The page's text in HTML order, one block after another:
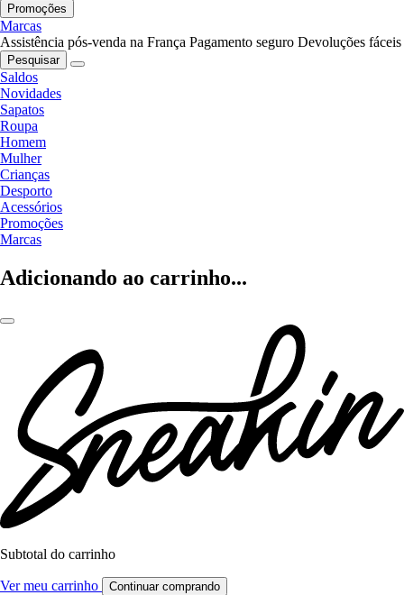
Promoções
Marcas
Assistência pós-venda na França Pagamento seguro Devoluções fáceis
Pesquisar
Saldos
Novidades
Sapatos
Roupa
Homem
Mulher
Crianças
Desporto
Acessórios
Promoções
Marcas
Adicionando ao carrinho...
Subtotal do carrinho
Ver meu carrinho Continuar comprando